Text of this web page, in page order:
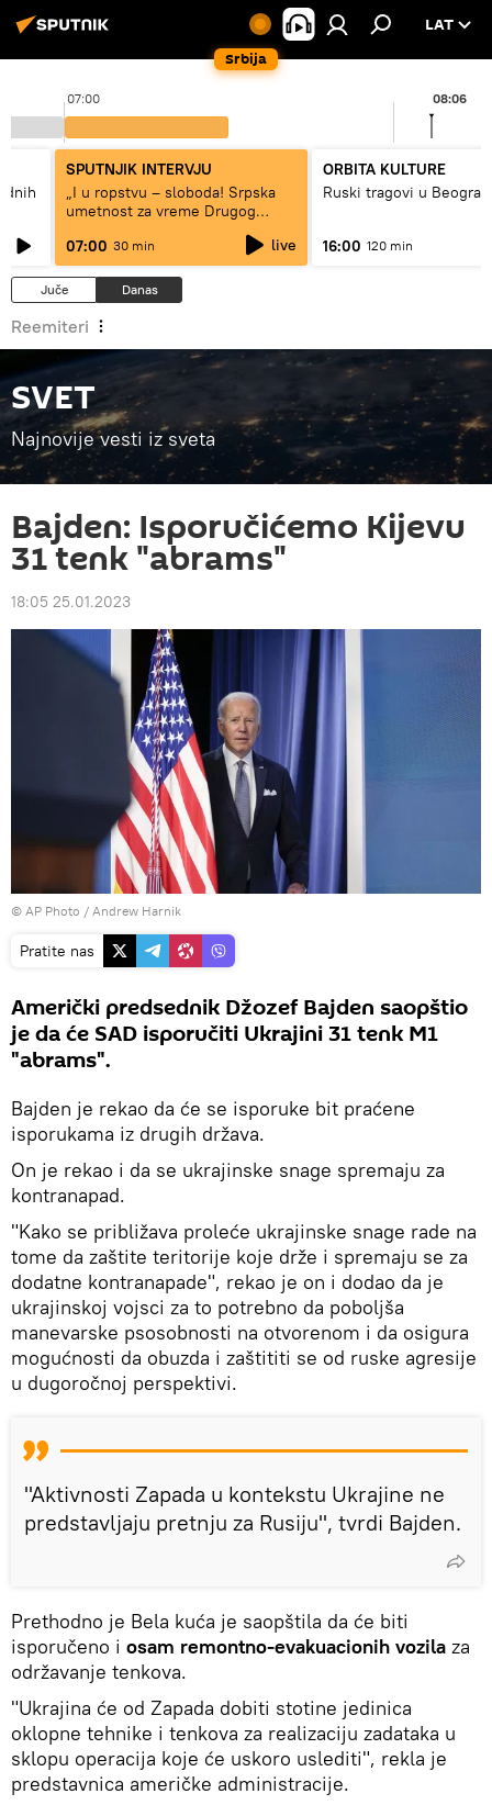
Srbija
LAT
07:00 08:06
SPUTNJIK INTERVJU
„I u ropstvu – sloboda! Srpska
umetnost za vreme Drugog
07:00 30 min live
ORBITA KULTURE
Ruski tragovi u
16:00 120 min
Juče Danas
Reemiteri
SVET
Najnovije vesti iz sveta
Bajden: Isporučićemo Kijevu
31 tenk "abrams"
18:05 25.01.2023
© AP Photo / Andrew Harnik
Pratite nas
Američki predsednik Džozef Bajden saopštio
je da će SAD isporučiti Ukrajini 31 tenk M1
"abrams".
Bajden je rekao da će se isporuke bit praćene
isporukama iz drugih država.
On je rekao i da se ukrajinske snage spremaju za
kontranapad.
"Kako se približava proleće ukrajinske snage rade na
tome da zaštite teritorije koje drže i spremaju se za
dodatne kontranapade", rekao je on i dodao da je
ukrajinskoj vojsci za to potrebno da poboljša
manevarske psosobnosti na otvorenom i da osigura
mogućnosti da obuzda i zaštititi se od ruske agresije
u dugoročnoj perspektivi.
"Aktivnosti Zapada u kontekstu Ukrajine ne
predstavljaju pretnju za Rusiju", tvrdi Bajden.
Prethodno je Bela kuća je saopštila da će biti
isporučeno i osam remontno-evakuacionih vozila za
održavanje tenkova.
"Ukrajina će od Zapada dobiti stotine jedinica
oklopne tehnike i tenkova za realizaciju zadataka u
sklopu operacija koje će uskoro uslediti", rekla je
predstavnica američke administracije.